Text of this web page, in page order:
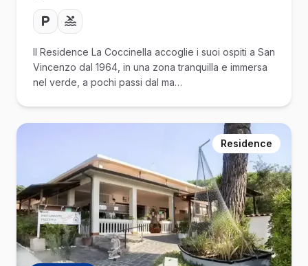
Il Residence La Coccinella accoglie i suoi ospiti a San
Vincenzo dal 1964, in una zona tranquilla e immersa
nel verde, a pochi passi dal ma…
Residence